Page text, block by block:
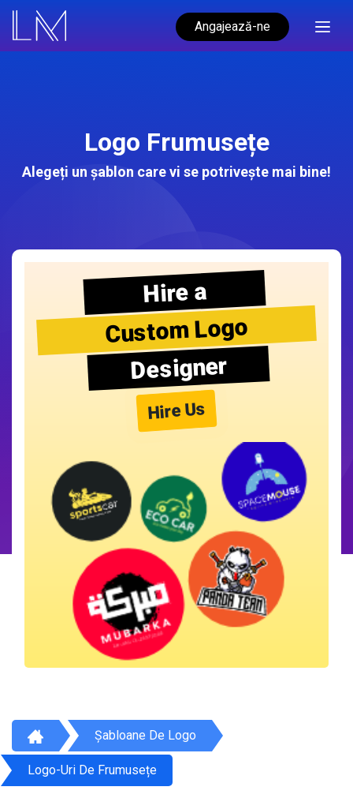
Angajează-ne
Logo Frumusețe
Alegeți un șablon care vi se potrivește mai bine!
Hire a
Custom Logo
Designer
Hire Us
Șabloane De Logo
Logo-Uri De Frumusețe